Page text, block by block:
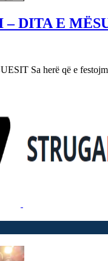
DITA E
Sa herë që e